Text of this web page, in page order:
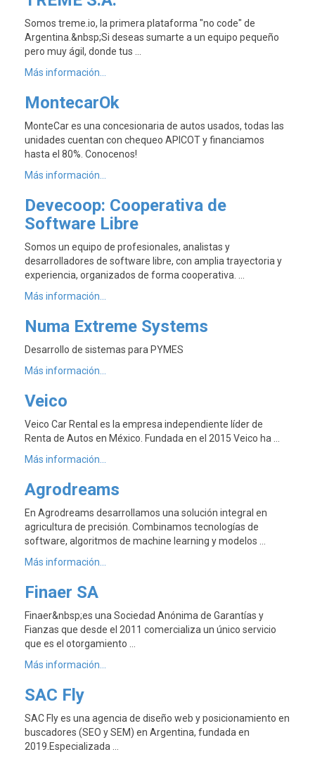
Somos treme.io, la primera plataforma "no code" de
Argentina.&nbsp;Si deseas sumarte a un equipo pequeño
pero muy ágil, donde tus …
Más información...
MontecarOk
MonteCar es una concesionaria de autos usados, todas las
unidades cuentan con chequeo APICOT y financiamos
hasta el 80%. Conocenos!
Más información...
Devecoop: Cooperativa de
Software Libre
Somos un equipo de profesionales, analistas y
desarrolladores de software libre, con amplia trayectoria y
experiencia, organizados de forma cooperativa. …
Más información...
Numa Extreme Systems
Desarrollo de sistemas para PYMES
Más información...
Veico
Veico Car Rental es la empresa independiente líder de
Renta de Autos en México. Fundada en el 2015 Veico ha …
Más información...
Agrodreams
En Agrodreams desarrollamos una solución integral en
agricultura de precisión. Combinamos tecnologías de
software, algoritmos de machine learning y modelos …
Más información...
Finaer SA
Finaer&nbsp;es una Sociedad Anónima de Garantías y
Fianzas que desde el 2011 comercializa un único servicio
que es el otorgamiento …
Más información...
SAC Fly
SAC Fly es una agencia de diseño web y posicionamiento en
buscadores (SEO y SEM) en Argentina, fundada en
2019.Especializada …